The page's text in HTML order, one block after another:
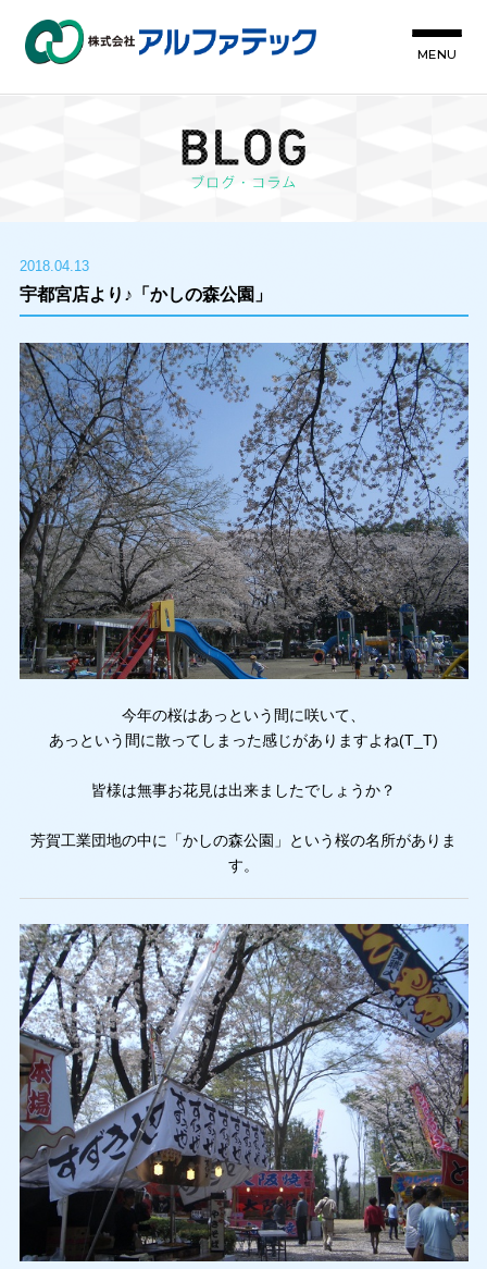
MENU
2018.04.13
宇都宮店より♪「かしの森公園」
今年の桜はあっという間に咲いて、
あっという間に散ってしまった感じがありますよね(T_T)
皆様は無事お花見は出来ましたでしょうか？
芳賀工業団地の中に「かしの森公園」という桜の名所がありま
す。